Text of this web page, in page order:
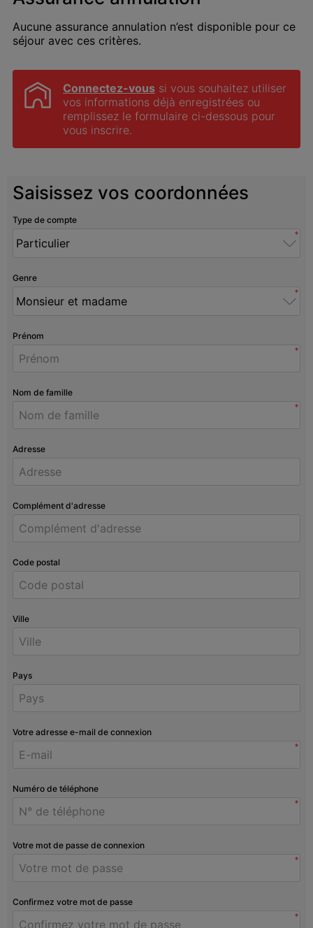
Aucune assurance annulation n’est disponible pour ce
séjour avec ces critères.
Connectez-vous si vous souhaitez utiliser
vos informations déjà enregistrées ou
remplissez le formulaire ci-dessous pour
vous inscrire.
Saisissez vos coordonnées
Type de compte
*
Genre
*
Prénom
*
Nom de famille
*
Adresse
Complément d'adresse
Code postal
Ville
Pays
Votre adresse e-mail de connexion
*
Numéro de téléphone
*
Votre mot de passe de connexion
*
Confirmez votre mot de passe
*